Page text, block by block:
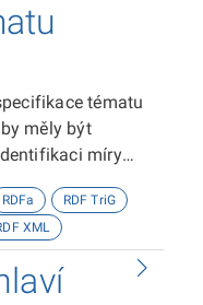
tématu
měly být
míry
RDFa
RDF TriG
XML